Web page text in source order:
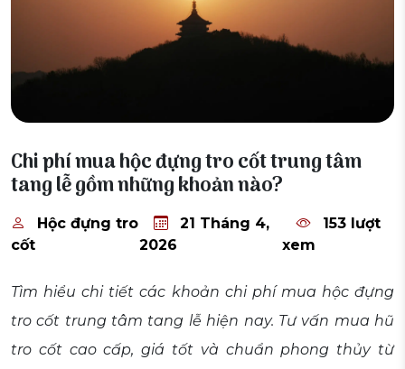
Chi phí mua hộc đựng tro cốt trung tâm
tang lễ gồm những khoản nào?
Hộc đựng tro
cốt
21 Tháng 4,
2026
153 lượt
xem
Tìm hiểu chi tiết các khoản chi phí mua hộc đựng
tro cốt trung tâm tang lễ hiện nay. Tư vấn mua hũ
tro cốt cao cấp, giá tốt và chuẩn phong thủy từ